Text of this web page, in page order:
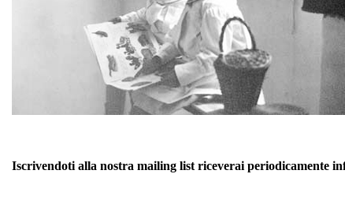
Iscrivendoti alla nostra mailing list riceverai periodicamente